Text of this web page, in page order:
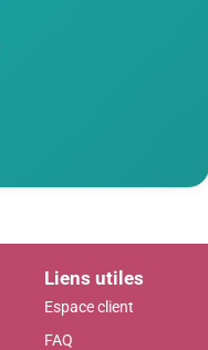
Liens utiles
Espace client
FAQ